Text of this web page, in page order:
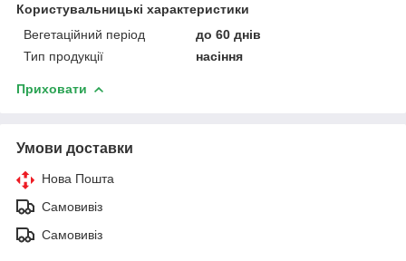
Користувальницькі характеристики
Вегетаційний період
до 60 днів
Тип продукції
насіння
Приховати
Умови доставки
Нова Пошта
Самовивіз
Самовивіз